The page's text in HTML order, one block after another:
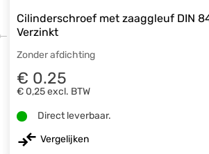
Cilinderschroef met zaaggleuf DIN
Verzinkt
Zonder afdichting
€ 0.25
€ 0,25excl. BTW
Direct leverbaar.
Vergelijken